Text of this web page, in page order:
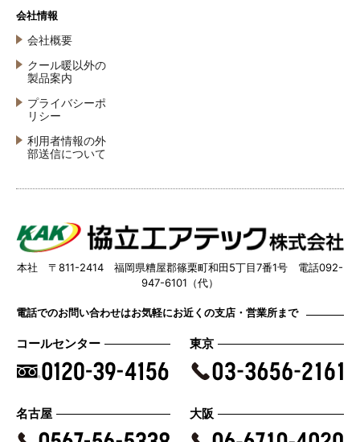
会社情報
会社概要
クール暖以外の
製品案内
プライバシーポ
リシー
利用者情報の外
部送信について
本社 〒811-2414 福岡県糟屋郡篠栗町和田5丁目7番1号 電話092-
947-6101（代）
電話でのお問い合わせはお気軽にお近くの支店・営業所まで
コールセンター 東京
名古屋 大阪